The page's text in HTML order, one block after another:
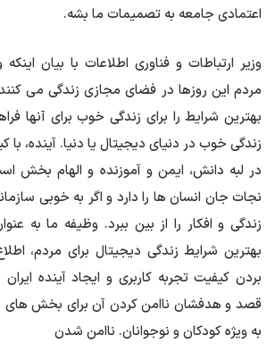
اعتمادی جامعه به تصمیمات ما بشه.
وزیر ارتباطات و فناوری اطلاعات با بیان
مردم این روزها در فضای مجازی زندگی می
بهترین شرایط را برای زندگی خوب برای آنها
زندگی خوب در دنیای دیجیتال یا دنیا. آینده، با
در لبه دانش، ایمن و آموزنده و الهام بخش
نجات جان انسان ها را دارد و اگر به خوبی
زندگی و افکار را از بین ببرد. وظیفه ما به
بهترین شرایط زندگی دیجیتال برای مردم،
بردن کیفیت تجربه کاربری و ایجاد آینده
قصد و هدفشان ناامن کردن آن برای بخش
به ویژه کودکان و نوجوانان. ناامن شدن